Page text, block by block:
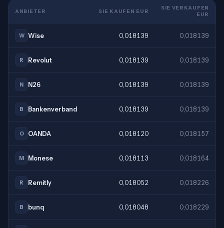
ANBIETER SIE KAUFEN EUR
SIE VERKAUFEN
EUR
W Wise 0,018139 0,018139
R Revolut 0,018139 0,018139
N N26 0,018139 0,018139
B Bankenverband 0,018139 0,018139
O OANDA 0,018120 0,018157
M Monese 0,018113 0,018164
R Remitly 0,018052 0,018226
B bunq 0,018048 0,018229